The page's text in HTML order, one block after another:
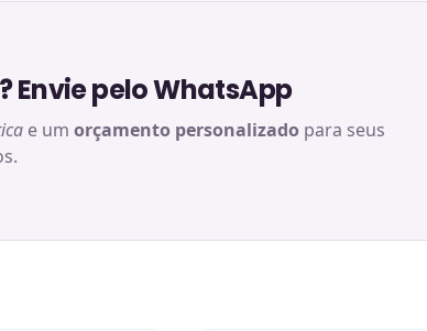
Envie pelo WhatsApp
e um orçamento personalizado para seus